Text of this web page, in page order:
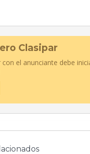
Clasipar
el anunciante debe